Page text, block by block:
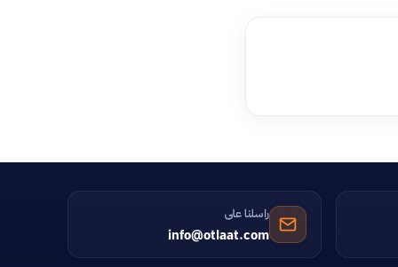
راسلنا على
info@otlaat.com